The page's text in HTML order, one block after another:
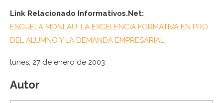
Link Relacionado Informativos.Net:
ESCUELA MONLAU: LA EXCELENCIA FORMATIVA EN PRO
DEL ALUMNO Y LA DEMANDA EMPRESARIAL
lunes, 27 de enero de 2003
Autor